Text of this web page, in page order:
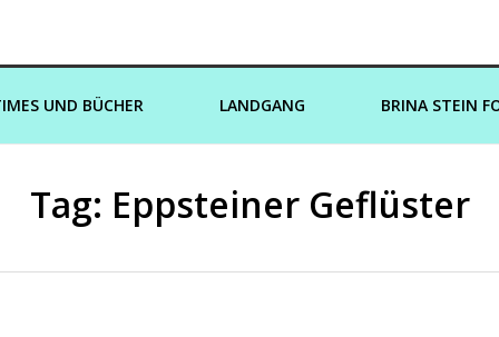
UND BÜCHER LANDGANG BRINA STEIN
Tag: Eppsteiner Geflüster